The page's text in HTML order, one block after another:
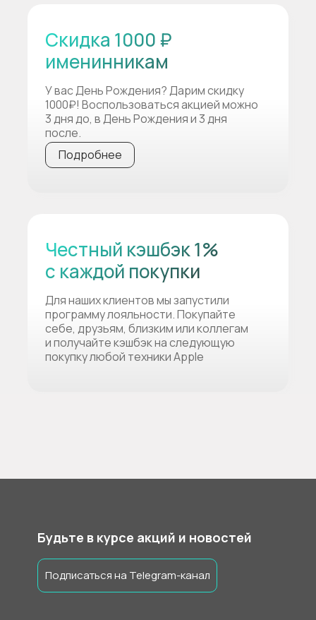
Подробнее
Скидка 1000 ₽
именинникам
Для наших клиентов мы запустили
программу лояльности. Покупайте
себе, друзьям, близким или коллегам
и получайте кэшбэк на следующую
покупку любой техники Apple
Честный кэшбэк 1%
с каждой покупки
У вас День Рождения? Дарим скидку
1000₽! Воспользоваться акцией можно
3 дня до, в День Рождения и 3 дня
после.
Будьте в курсе акций и новостей
Подписаться на Telegram-канал